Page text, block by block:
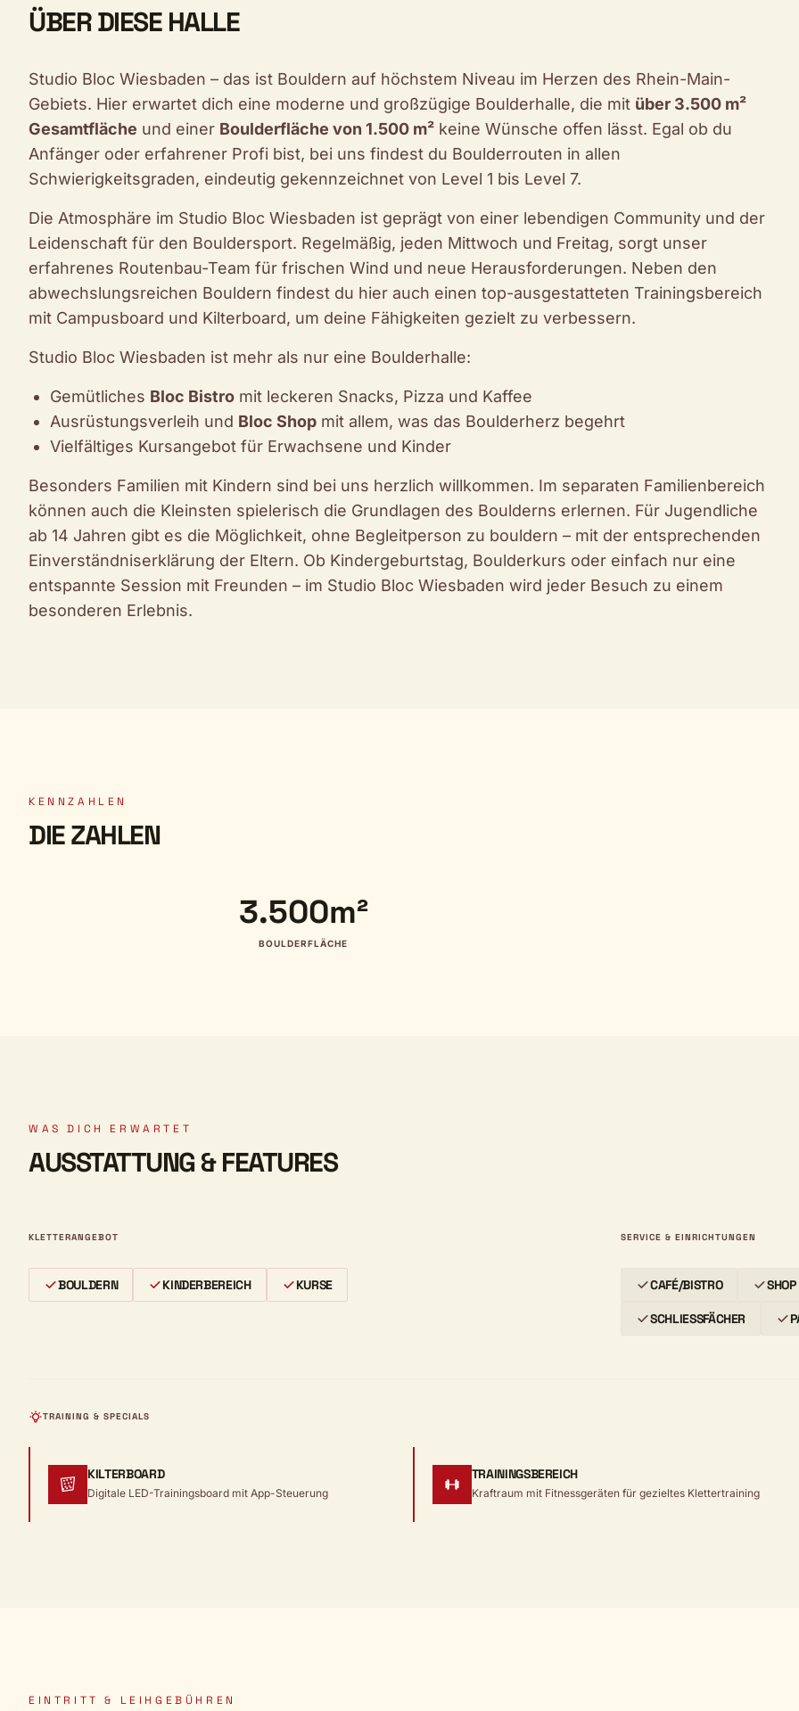
ÜBER DIESE HALLE
Studio Bloc Wiesbaden – das ist Bouldern auf höchstem Niveau im Herzen des Rhein-Main-
Gebiets. Hier erwartet dich eine moderne und großzügige Boulderhalle, die mit über 3.500 m²
Gesamtfläche und einer Boulderfläche von 1.500 m² keine Wünsche offen lässt. Egal ob du
Anfänger oder erfahrener Profi bist, bei uns findest du Boulderrouten in allen
Schwierigkeitsgraden, eindeutig gekennzeichnet von Level 1 bis Level 7.
Die Atmosphäre im Studio Bloc Wiesbaden ist geprägt von einer lebendigen Community und der
Leidenschaft für den Bouldersport. Regelmäßig, jeden Mittwoch und Freitag, sorgt unser
erfahrenes Routenbau-Team für frischen Wind und neue Herausforderungen. Neben den
abwechslungsreichen Bouldern findest du hier auch einen top-ausgestatteten Trainingsbereich
mit Campusboard und Kilterboard, um deine Fähigkeiten gezielt zu verbessern.
Studio Bloc Wiesbaden ist mehr als nur eine Boulderhalle:
Gemütliches Bloc Bistro mit leckeren Snacks, Pizza und Kaffee
Ausrüstungsverleih und Bloc Shop mit allem, was das Boulderherz begehrt
Vielfältiges Kursangebot für Erwachsene und Kinder
Besonders Familien mit Kindern sind bei uns herzlich willkommen. Im separaten Familienbereich
können auch die Kleinsten spielerisch die Grundlagen des Boulderns erlernen. Für Jugendliche
ab 14 Jahren gibt es die Möglichkeit, ohne Begleitperson zu bouldern – mit der entsprechenden
Einverständniserklärung der Eltern. Ob Kindergeburtstag, Boulderkurs oder einfach nur eine
entspannte Session mit Freunden – im Studio Bloc Wiesbaden wird jeder Besuch zu einem
besonderen Erlebnis.
KENNZAHLEN
DIE ZAHLEN
3.500m²
BOULDERFLÄCHE
WAS DICH ERWARTET
AUSSTATTUNG & FEATURES
KLETTERANGEBOT
BOULDERN KINDERBEREICH KURSE
SERVICE & EINRICHTUNGEN
CAFÉ/BISTRO SHOP
SCHLIESSFÄCHER
TRAINING & SPECIALS
KILTERBOARD
Digitale LED-Trainingsboard mit App-Steuerung
TRAININGSBEREICH
Kraftraum mit Fitnessgeräten für gezieltes Klettertraining
EINTRITT & LEIHGEBÜHREN